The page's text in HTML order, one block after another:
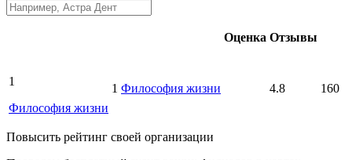
Оценка Отзывы
1
Философия жизни
1 Философия жизни 4.8 160
Повысить рейтинг своей организации